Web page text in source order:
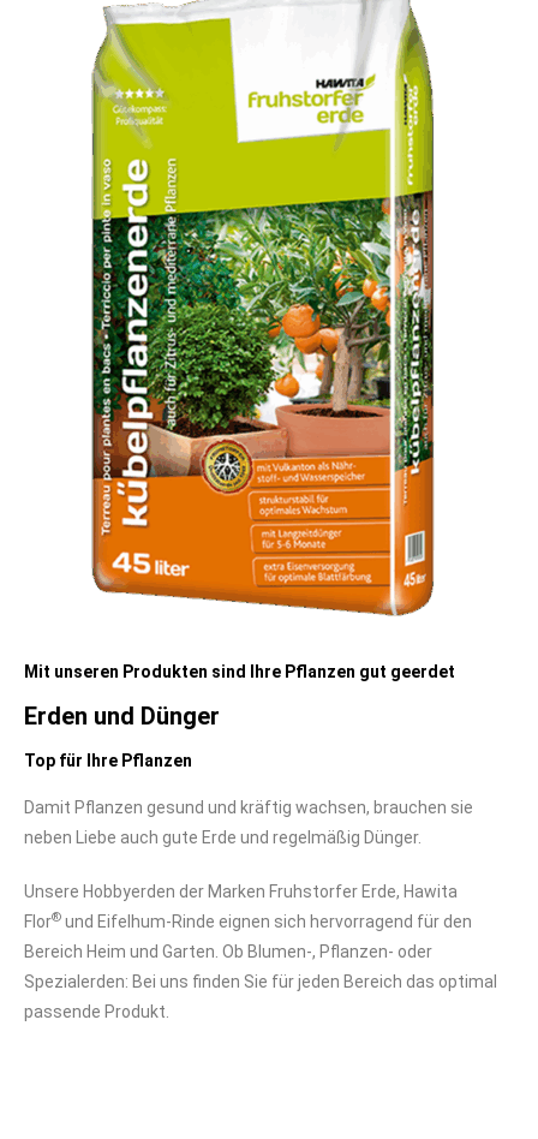
Mit unseren Produkten sind Ihre Pflanzen gut geerdet
Erden und Dünger
Top für Ihre Pflanzen
Damit Pflanzen gesund und kräftig wachsen, brauchen sie
neben Liebe auch gute Erde und regelmäßig Dünger.
Unsere Hobbyerden der Marken Fruhstorfer Erde, Hawita
Flor® und Eifelhum-Rinde eignen sich hervorragend für den
Bereich Heim und Garten. Ob Blumen-, Pflanzen- oder
Spezialerden: Bei uns finden Sie für jeden Bereich das optimal
passende Produkt.